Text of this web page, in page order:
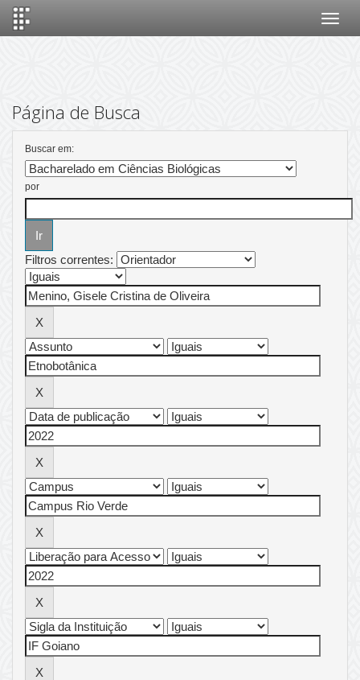
Página de Busca
Buscar em:
por
Filtros correntes: